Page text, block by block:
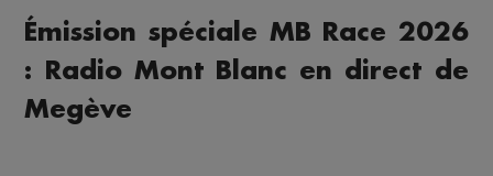
Émission spéciale MB Race 2026
: Radio Mont Blanc en direct de
Megève